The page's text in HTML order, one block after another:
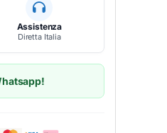
Assistenza
Diretta Italia